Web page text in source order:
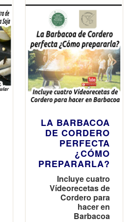
LA BARBACOA
DE CORDERO
PERFECTA
¿CÓMO
PREPARARLA?
Incluye cuatro
Vídeorecetas de
Cordero para
hacer en
Barbacoa